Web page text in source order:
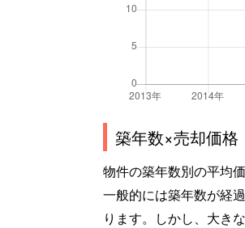
築年数×売却価格
物件の築年数別の平均
一般的には築年数が経
ります。しかし、大き